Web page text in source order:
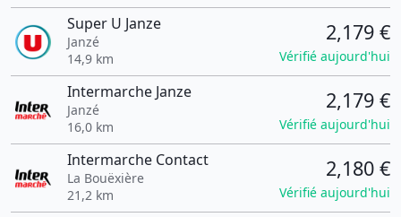
Super U Janze
Janzé
14,9 km
2,179 €
Vérifié aujourd'hui
Intermarche Janze
Janzé
16,0 km
2,179 €
Vérifié aujourd'hui
Intermarche Contact
La Bouëxière
21,2 km
2,180 €
Vérifié aujourd'hui